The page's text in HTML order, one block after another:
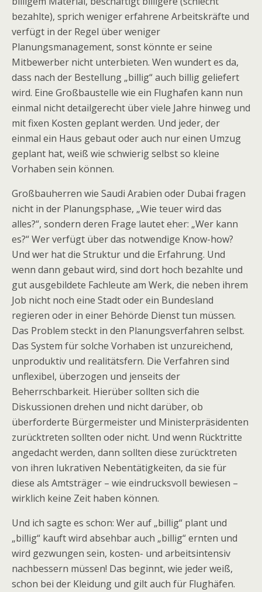
bezahlte), sprich weniger erfahrene Arbeitskräfte und
verfügt in der Regel über weniger
Planungsmanagement, sonst könnte er seine
Mitbewerber nicht unterbieten. Wen wundert es da,
dass nach der Bestellung „billig“ auch billig geliefert
wird. Eine Großbaustelle wie ein Flughafen kann nun
einmal nicht detailgerecht über viele Jahre hinweg und
mit fixen Kosten geplant werden. Und jeder, der
einmal ein Haus gebaut oder auch nur einen Umzug
geplant hat, weiß wie schwierig selbst so kleine
Vorhaben sein können.
Großbauherren wie Saudi Arabien oder Dubai fragen
nicht in der Planungsphase, „Wie teuer wird das
alles?“, sondern deren Frage lautet eher: „Wer kann
es?“ Wer verfügt über das notwendige Know-how?
Und wer hat die Struktur und die Erfahrung. Und
wenn dann gebaut wird, sind dort hoch bezahlte und
gut ausgebildete Fachleute am Werk, die neben ihrem
Job nicht noch eine Stadt oder ein Bundesland
regieren oder in einer Behörde Dienst tun müssen.
Das Problem steckt in den Planungsverfahren selbst.
Das System für solche Vorhaben ist unzureichend,
unproduktiv und realitätsfern. Die Verfahren sind
unflexibel, überzogen und jenseits der
Beherrschbarkeit. Hierüber sollten sich die
Diskussionen drehen und nicht darüber, ob
überforderte Bürgermeister und Ministerpräsidenten
zurücktreten sollten oder nicht. Und wenn Rücktritte
angedacht werden, dann sollten diese zurücktreten
von ihren lukrativen Nebentätigkeiten, da sie für
diese als Amtsträger – wie eindrucksvoll bewiesen –
wirklich keine Zeit haben können.
Und ich sagte es schon: Wer auf „billig“ plant und
„billig“ kauft wird absehbar auch „billig“ ernten und
wird gezwungen sein, kosten- und arbeitsintensiv
nachbessern müssen! Das beginnt, wie jeder weiß,
schon bei der Kleidung und gilt auch für Flughäfen.